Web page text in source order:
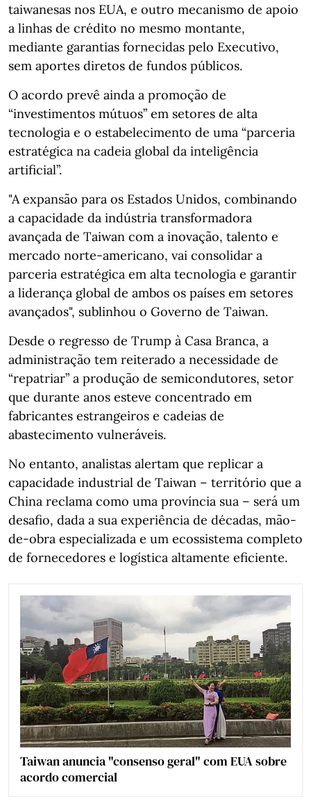
taiwanesas nos EUA, e outro mecanismo de apoio
a linhas de crédito no mesmo montante,
mediante garantias fornecidas pelo Executivo,
sem aportes diretos de fundos públicos.
O acordo prevê ainda a promoção de
“investimentos mútuos” em setores de alta
tecnologia e o estabelecimento de uma “parceria
estratégica na cadeia global da inteligência
artificial”.
"A expansão para os Estados Unidos, combinando
a capacidade da indústria transformadora
avançada de Taiwan com a inovação, talento e
mercado norte-americano, vai consolidar a
parceria estratégica em alta tecnologia e garantir
a liderança global de ambos os países em setores
avançados", sublinhou o Governo de Taiwan.
Desde o regresso de Trump à Casa Branca, a
administração tem reiterado a necessidade de
“repatriar” a produção de semicondutores, setor
que durante anos esteve concentrado em
fabricantes estrangeiros e cadeias de
abastecimento vulneráveis.
No entanto, analistas alertam que replicar a
capacidade industrial de Taiwan – território que a
China reclama como uma província sua – será um
desafio, dada a sua experiência de décadas, mão-
de-obra especializada e um ecossistema completo
de fornecedores e logística altamente eficiente.
Taiwan anuncia "consenso geral" com EUA sobre
acordo comercial